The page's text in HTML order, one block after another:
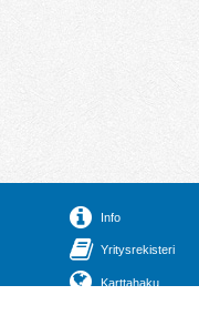
Info
Yritysrekisteri
Karttahaku